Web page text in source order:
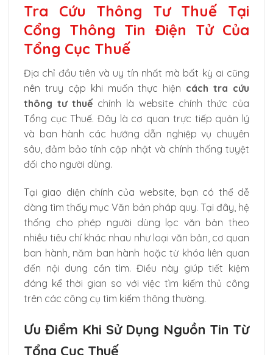
Tra Cứu Thông Tư Thuế Tại
Cổng Thông Tin Điện Tử Của
Tổng Cục Thuế
Địa chỉ đầu tiên và uy tín nhất mà bất kỳ ai cũng
nên truy cập khi muốn thực hiện cách tra cứu
thông tư thuế chính là website chính thức của
Tổng cục Thuế. Đây là cơ quan trực tiếp quản lý
và ban hành các hướng dẫn nghiệp vụ chuyên
sâu, đảm bảo tính cập nhật và chính thống tuyệt
đối cho người dùng.
Tại giao diện chính của website, bạn có thể dễ
dàng tìm thấy mục Văn bản pháp quy. Tại đây, hệ
thống cho phép người dùng lọc văn bản theo
nhiều tiêu chí khác nhau như loại văn bản, cơ quan
ban hành, năm ban hành hoặc từ khóa liên quan
đến nội dung cần tìm. Điều này giúp tiết kiệm
đáng kể thời gian so với việc tìm kiếm thủ công
trên các công cụ tìm kiếm thông thường.
Ưu Điểm Khi Sử Dụng Nguồn Tin Từ
Tổng Cục Thuế